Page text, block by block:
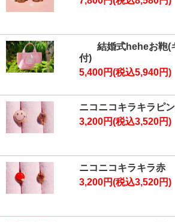
結婚式heheお鞄(
付)
5,400円(税込5,940円)
ニコニコキラキラピ
3,200円(税込3,520円)
ニコニコキラキラ赤
3,200円(税込3,520円)